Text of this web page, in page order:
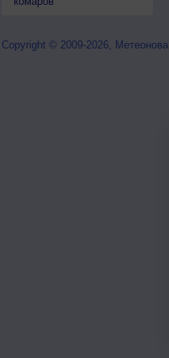
Copyright © 2009-2026, Метеонова